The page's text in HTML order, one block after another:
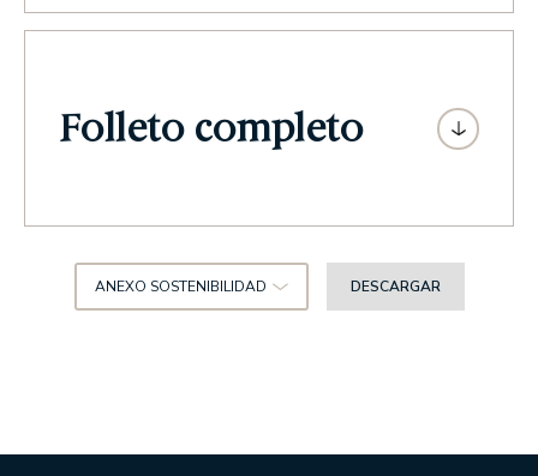
Folleto completo
ANEXO SOSTENIBILIDAD DESCARGAR